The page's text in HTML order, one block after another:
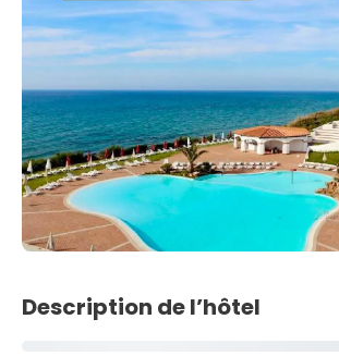
Description de l’hôtel